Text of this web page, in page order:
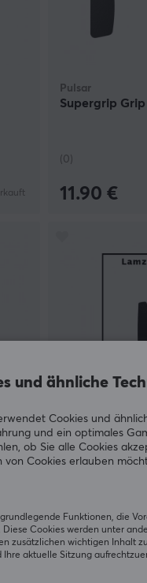
Pulsar
Supergrip
(0)
11.90 €
Lager
Corepad
Soft Grips für
Orange
9.49 €
und ähnliche
Cookies und
und ein optimales
ob Sie alle Cookies
von Cookies erlauben
Funktionen, die
Cookies werden unter
zusätzlichen wichtigen Inhalt
aktuelle Sitzung